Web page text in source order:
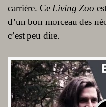
carrière. Ce Living Zoo
d’un bon morceau des
c’est peu dire.